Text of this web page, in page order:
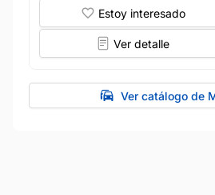
Estoy interesado
Ver detalle
Ver catálogo de